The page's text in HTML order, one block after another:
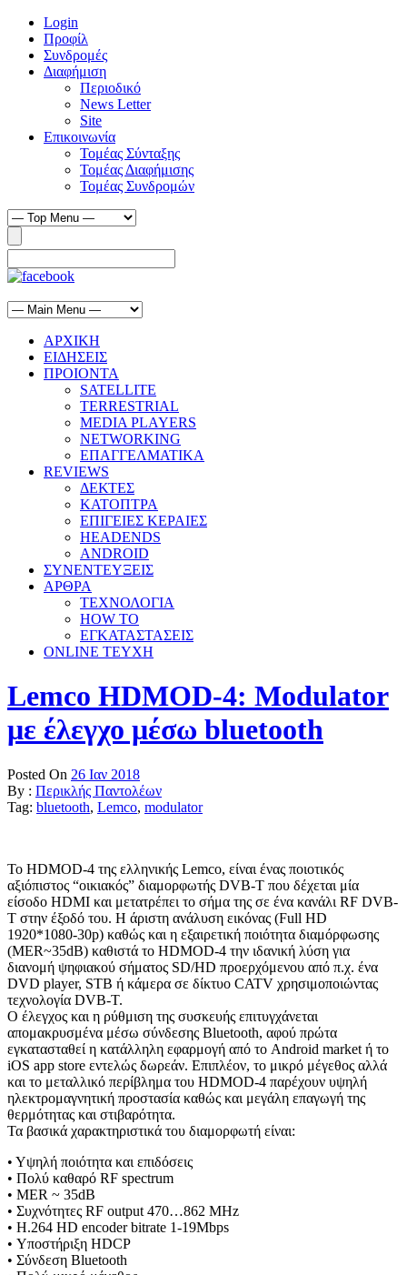
Login
Προφίλ
Συνδρομές
Διαφήμιση
Περιοδικό
News Letter
Site
Επικοινωνία
Τομέας Σύνταξης
Τομέας Διαφήμισης
Τομέας Συνδρομών
ΑΡΧΙΚΗ
ΕΙΔΗΣΕΙΣ
ΠΡΟΙΟΝΤΑ
SATELLITE
TERRESTRIAL
MEDIA PLAYERS
NETWORKING
ΕΠΑΓΓΕΛΜΑΤΙΚΑ
REVIEWS
ΔΕΚΤΕΣ
ΚΑΤΟΠΤΡΑ
ΕΠΙΓΕΙΕΣ ΚΕΡΑΙΕΣ
HEADENDS
ANDROID
ΣΥΝΕΝΤΕΥΞΕΙΣ
ΑΡΘΡΑ
ΤΕΧΝΟΛΟΓΙΑ
HOW TO
ΕΓΚΑΤΑΣΤΑΣΕΙΣ
ONLINE TEYXH
Lemco HDMOD-4: Modulator
με έλεγχο μέσω bluetooth
Posted On 26 Ιαν 2018
By : Περικλής Παντολέων
Tag: bluetooth, Lemco, modulator
Το HDMOD-4 της ελληνικής Lemco, είναι ένας ποιοτικός
αξιόπιστος “οικιακός” διαμορφωτής DVB-T που δέχεται μία
είσοδο HDMI και μετατρέπει το σήμα της σε ένα κανάλι RF DVB-
T στην έξοδό του. Η άριστη ανάλυση εικόνας (Full HD
1920*1080-30p) καθώς και η εξαιρετική ποιότητα διαμόρφωσης
(MER~35dB) καθιστά το HDMOD-4 την ιδανική λύση για
διανομή ψηφιακού σήματος SD/HD προερχόμενου από π.χ. ένα
DVD player, STB ή κάμερα σε δίκτυο CATV χρησιμοποιώντας
τεχνολογία DVB-T.
Ο έλεγχος και η ρύθμιση της συσκευής επιτυγχάνεται
απομακρυσμένα μέσω σύνδεσης Bluetooth, αφού πρώτα
εγκατασταθεί η κατάλληλη εφαρμογή από το Android market ή το
iOS app store εντελώς δωρεάν. Επιπλέον, το μικρό μέγεθος αλλά
και το μεταλλικό περίβλημα του HDMOD-4 παρέχουν υψηλή
ηλεκτρομαγνητική προστασία καθώς και μεγάλη επαγωγή της
θερμότητας και στιβαρότητα.
Τα βασικά χαρακτηριστικά του διαμορφωτή είναι:
• Υψηλή ποιότητα και επιδόσεις
• Πολύ καθαρό RF spectrum
• MER ~ 35dB
• Συχνότητες RF output 470…862 MHz
• H.264 HD encoder bitrate 1-19Mbps
• Υποστήριξη HDCP
• Σύνδεση Bluetooth